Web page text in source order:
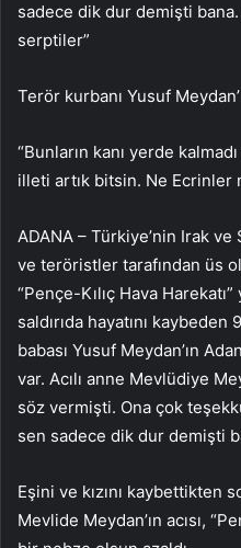
sadece dik dur demişti
serptiler”
Terör kurbanı Yusuf
“Bunların kanı yerde
illeti artık bitsin. Ne Ecrinler
ADANA – Türkiye’nin Irak
ve teröristler tarafından üs
“Pençe-Kılıç Hava
saldırıda hayatını
babası Yusuf Meydan’ın
var. Acılı anne Mevlüdiye
söz vermişti. Ona çok
sen sadece dik dur demişti
Eşini ve kızını kaybettikten
Mevlide Meydan’ın acısı,